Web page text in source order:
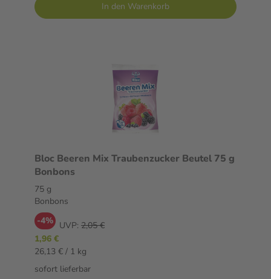
In den Warenkorb
Bloc Beeren Mix Traubenzucker Beutel 75 g
Bonbons
75 g
Bonbons
-4% UVP: 2,05 €
1,96 €
26,13 € / 1 kg
sofort lieferbar